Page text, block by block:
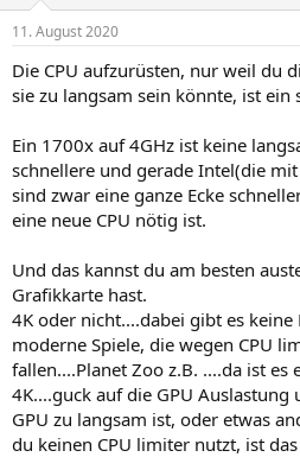
11. August 2020
Die CPU aufzurüsten, nur weil du
sie zu langsam sein könnte, ist ein
Ein 1700x auf 4GHz ist keine
schnellere und gerade Intel(die
sind zwar eine ganze Ecke
eine neue CPU nötig ist.
Und das kannst du am besten
Grafikkarte hast.
4K oder nicht....dabei gibt es keine
moderne Spiele, die wegen CPU
fallen....Planet Zoo z.B. ....da ist es
4K....guck auf die GPU
GPU zu langsam ist, oder etwas
du keinen CPU limiter nutzt, ist